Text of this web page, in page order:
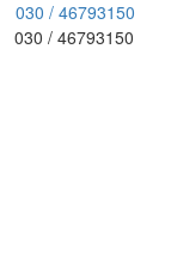
030 / 46793150
030 / 46793150